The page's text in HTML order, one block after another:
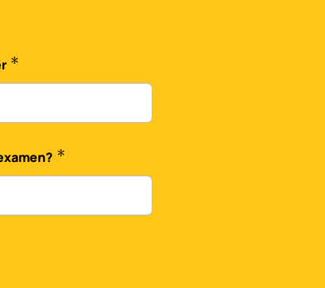
*
*